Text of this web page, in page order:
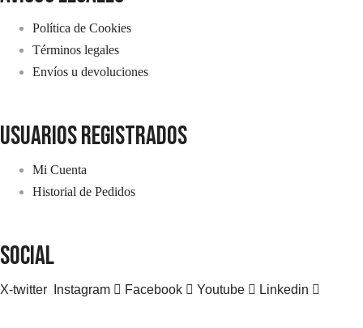
Política de Cookies
Términos legales
Envíos u devoluciones
usuarios registrados
Mi Cuenta
Historial de Pedidos
SOCIAL
X-twitter Instagram Facebook Youtube Linkedin